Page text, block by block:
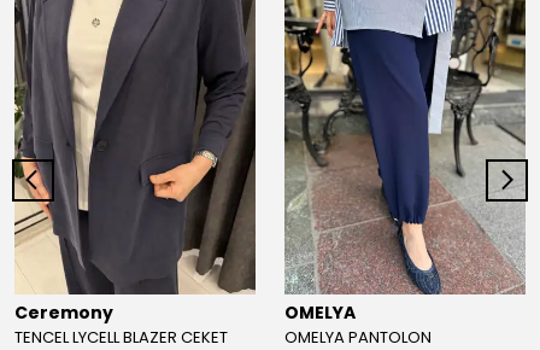
Ceremony
TENCEL LYCELL BLAZER CEKET
OMELYA
OMELYA PANTOLON